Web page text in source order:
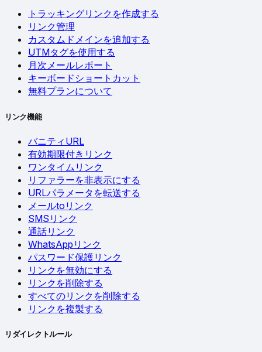
トラッキングリンクを作成する
リンク管理
カスタムドメインを追加する
UTMタグを使用する
月次メールレポート
キーボードショートカット
無料プランについて
リンク機能
バニティURL
有効期限付きリンク
ワンタイムリンク
リファラーを非表示にする
URLパラメータを転送する
メールtoリンク
SMSリンク
通話リンク
WhatsAppリンク
パスワード保護リンク
リンクを無効にする
リンクを削除する
すべてのリンクを削除する
リンクを複製する
リダイレクトルール